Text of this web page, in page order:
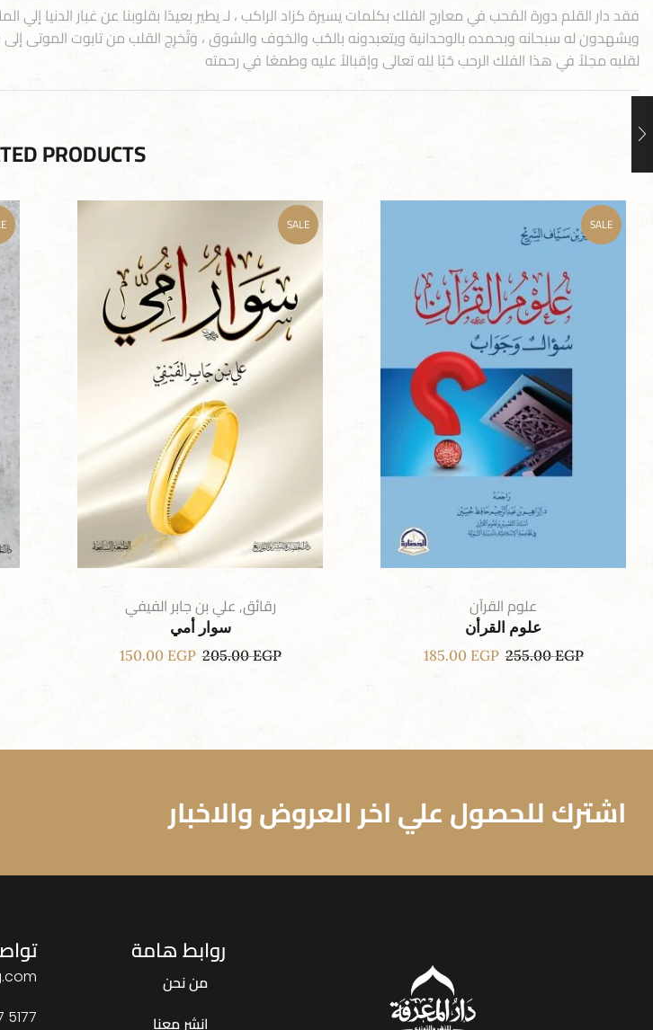
فقد دار القلم دورة المُحب في معارج الفلك بكلمات يسيرة كزاد الراكب ، لـ يطير بعيدًا بقلوبنا عن غبار الدنيا
ويشهدون له سبحانه وبحمده بالوحدانية ويتعبدونه بالحُب والخوف والشوق ، وَتُخرِج القلب من تابوت الموتى
لقلبه محِلاً في هذا الفلك الرحب حُبًا لله تعالى وإقبالاً عليه وطمعًا في رحمته
PRODUCTS
SALE
علوم القرآن
علوم القرأن
255.00EGP
185.00 EGP
SALE
رقائق,علي بن جابر الفيفي
سوار أمي
205.00EGP
150.00 EGP
اشترك للحصول علي اخر العروض والاخبار
روابط هامة
من نحن
انشر معنا
5177